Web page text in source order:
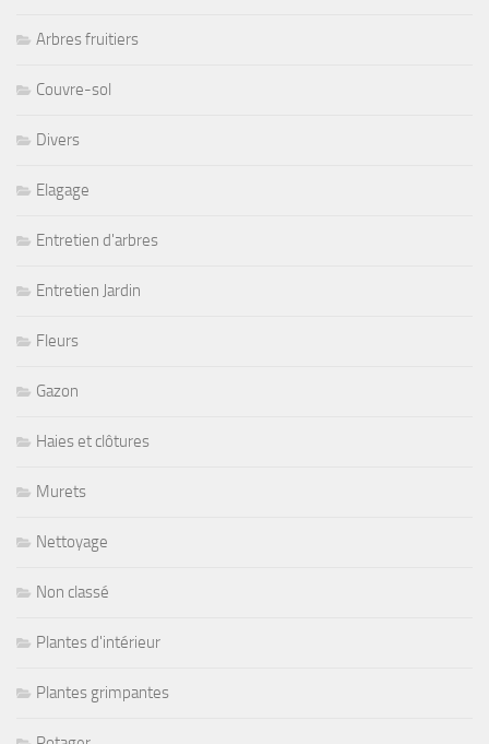
Arbres fruitiers
Couvre-sol
Divers
Elagage
Entretien d'arbres
Entretien Jardin
Fleurs
Gazon
Haies et clôtures
Murets
Nettoyage
Non classé
Plantes d'intérieur
Plantes grimpantes